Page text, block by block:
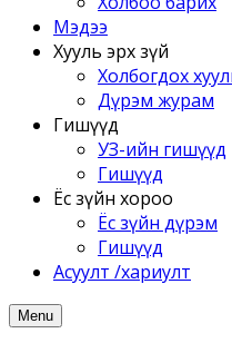
Мэдээ
Хууль эрх зүй
Холбогдох
Дүрэм журам
Гишүүд
УЗ-ийн гишүүд
Гишүүд
Ёс зүйн хороо
Ёс зүйн дүрэм
Гишүүд
Асуулт /хариулт
Menu